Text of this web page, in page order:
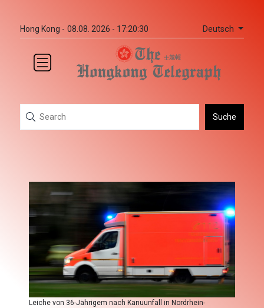
Hong Kong - 08.08. 2026 - 17:20:30 Deutsch
Suche
Leiche von 36-Jährigem nach Kanuunfall in Nordrhein-